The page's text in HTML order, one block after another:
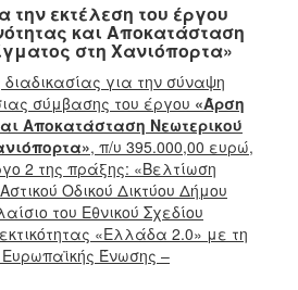
την εκτέλεση του έργου
και Αποκατάσταση
στη Χανιόπορτα»
διαδικασίας για την σύναψη
σύμβασης του έργου «Άρση
Αποκατάσταση Νεωτερικού
, π/υ 395.000,00 ευρώ,
2 της πράξης: «Βελτίωση
Οδικού Δικτύου Δήμου
του Εθνικού Σχεδίου
«Ελλάδα 2.0» με τη
Ένωσης –